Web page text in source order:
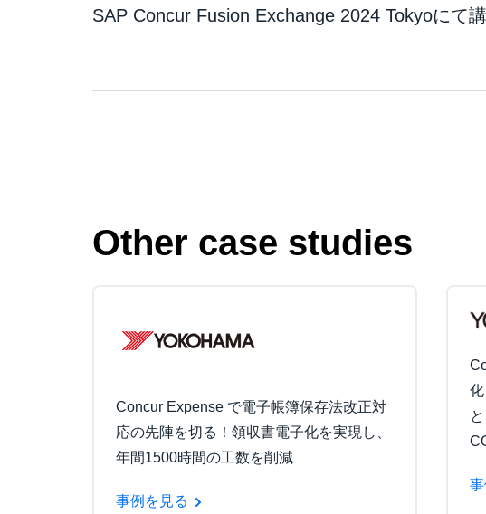
SAP Concur Fusion Exchange 2024 Tokyoにて
Other case studies
Concur Expense で電子帳簿保存法改正対
応の先陣を切る！領収書電子化を実現し、
年間1500時間の工数を削減
事例を見る